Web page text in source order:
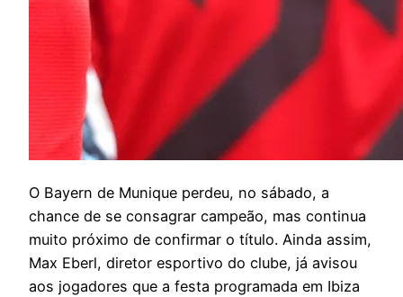
O Bayern de Munique perdeu, no sábado, a
chance de se consagrar campeão, mas continua
muito próximo de confirmar o título. Ainda assim,
Max Eberl, diretor esportivo do clube, já avisou
aos jogadores que a festa programada em Ibiza